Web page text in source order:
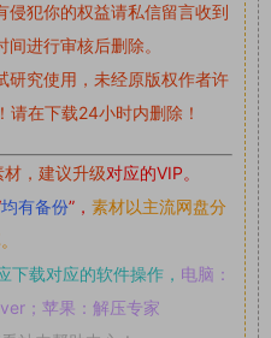
侵犯你的权益请私信留言收到
进行审核后删除。
研究使用，未经原版权作者许
请在下载24小时内删除！
，建议升级对应的VIP。
均有备份”， 素材以主流网盘分
下载对应的软件操作， 电脑：
；苹果：解压专家